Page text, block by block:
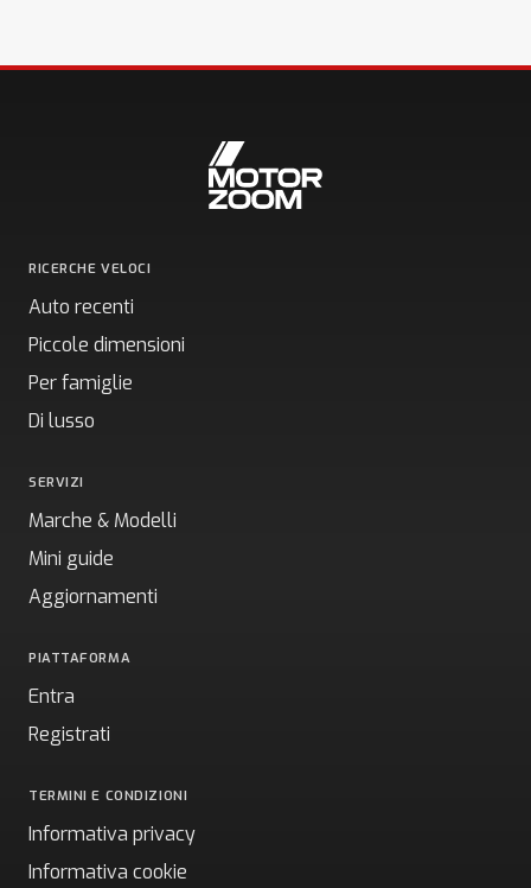
RICERCHE VELOCI
Auto recenti
Piccole dimensioni
Per famiglie
Di lusso
SERVIZI
Marche & Modelli
Mini guide
Aggiornamenti
PIATTAFORMA
Entra
Registrati
TERMINI E CONDIZIONI
Informativa privacy
Informativa cookie